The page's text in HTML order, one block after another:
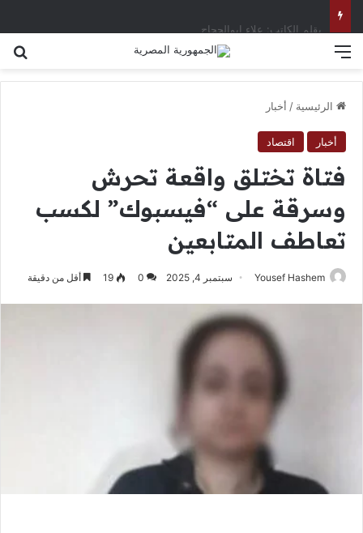
الرئيسية / أخبار
أخبار اقتصاد
فتاة تختلق واقعة تحرش
وسرقة على “فيسبوك” لكسب
تعاطف المتابعين
Yousef Hashem سبتمبر 4, 2025 0
19 أقل من دقيقة